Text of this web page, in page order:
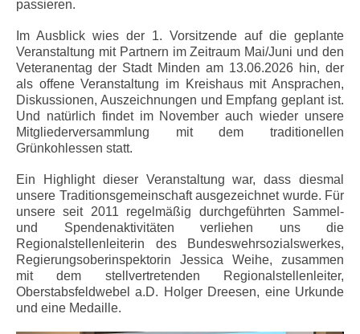
passieren.
Im Ausblick wies der 1. Vorsitzende auf die geplante
Veranstaltung mit Partnern im Zeitraum Mai/Juni und den
Veteranentag der Stadt Minden am 13.06.2026 hin, der
als offene Veranstaltung im Kreishaus mit Ansprachen,
Diskussionen, Auszeichnungen und Empfang geplant ist.
Und natürlich findet im November auch wieder unsere
Mitgliederversammlung mit dem traditionellen
Grünkohlessen statt.
Ein Highlight dieser Veranstaltung war, dass diesmal
unsere Traditionsgemeinschaft ausgezeichnet wurde. Für
unsere seit 2011 regelmäßig durchgeführten Sammel-
und Spendenaktivitäten verliehen uns die
Regionalstellenleiterin des Bundeswehrsozialswerkes,
Regierungsoberinspektorin Jessica Weihe, zusammen
mit dem stellvertretenden Regionalstellenleiter,
Oberstabsfeldwebel a.D. Holger Dreesen, eine Urkunde
und eine Medaille.